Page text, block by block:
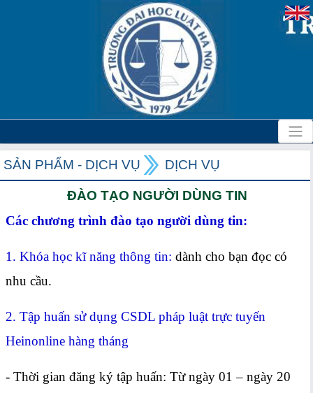
SẢN PHẨM - DỊCH VỤ DỊCH VỤ
ĐÀO TẠO NGƯỜI DÙNG TIN
Các chương trình đào tạo người dùng tin:
1. Khóa học kĩ năng thông tin: dành cho bạn đọc có
nhu cầu.
2. Tập huấn sử dụng CSDL pháp luật trực tuyến
Heinonline hàng tháng
- Thời gian đăng ký tập huấn: Từ ngày 01 – ngày 20